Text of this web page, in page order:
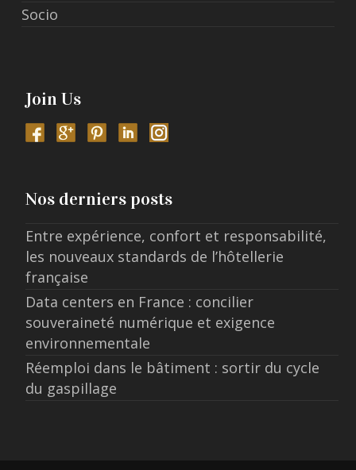
Socio
Join Us
Nos derniers posts
Entre expérience, confort et responsabilité,
les nouveaux standards de l’hôtellerie
française
Data centers en France : concilier
souveraineté numérique et exigence
environnementale
Réemploi dans le bâtiment : sortir du cycle
du gaspillage